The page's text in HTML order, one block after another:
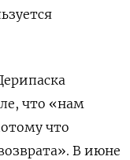
что «нам
что
В июне